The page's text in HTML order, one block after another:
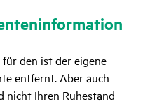
den ist der eigene
entfernt. Aber auch
nicht Ihren Ruhestand